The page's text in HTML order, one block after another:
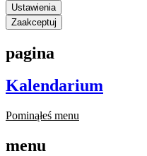
Ustawienia
Zaakceptuj
pagina
Kalendarium
Pominąłeś menu
menu